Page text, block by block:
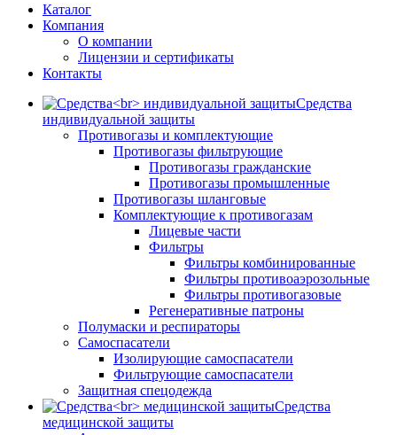
Каталог
Компания
О компании
Лицензии и сертификаты
Контакты
Средства
индивидуальной защиты
Противогазы и комплектующие
Противогазы фильтрующие
Противогазы гражданские
Противогазы промышленные
Противогазы шланговые
Комплектующие к противогазам
Лицевые части
Фильтры
Фильтры комбинированные
Фильтры противоаэрозольные
Фильтры противогазовые
Регенеративные патроны
Полумаски и респираторы
Самоспасатели
Изолирующие самоспасатели
Фильтрующие самоспасатели
Защитная спецодежда
Средства
медицинской защиты